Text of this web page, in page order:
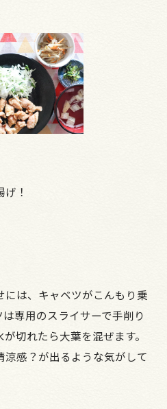
！
には、キャベツがこんもり乗
専用のスライサーで手削り
切れたら大葉を混ぜます。
感？が出るような気がして